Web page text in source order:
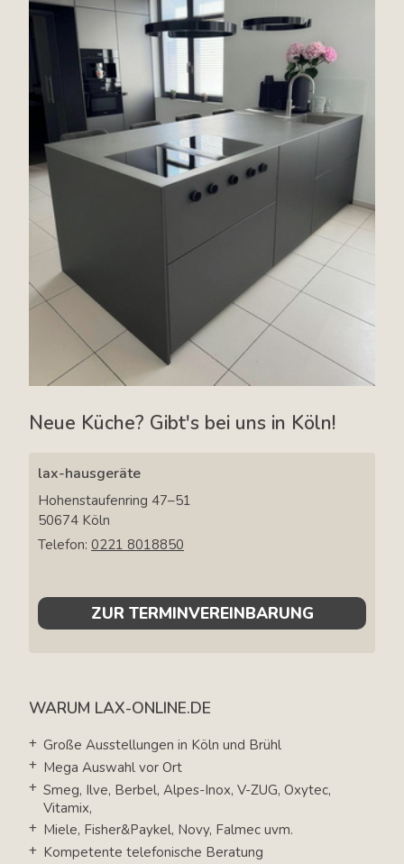
Neue Küche? Gibt's bei uns in Köln!
lax-hausgeräte
Hohenstaufenring 47–51
50674 Köln
Telefon: 0221 8018850
ZUR TERMINVEREINBARUNG
WARUM LAX-ONLINE.DE
Große Ausstellungen in Köln und Brühl
Mega Auswahl vor Ort
Smeg, Ilve, Berbel, Alpes-Inox, V-ZUG, Oxytec,
Vitamix,
Miele, Fisher&Paykel, Novy, Falmec uvm.
Kompetente telefonische Beratung